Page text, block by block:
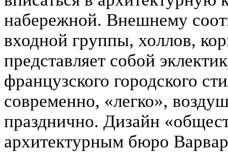
набережной. Внешнему
входной группы, холлов,
представляет собой
французского городского
современно, «легко»,
празднично. Дизайн
архитектурным бюро